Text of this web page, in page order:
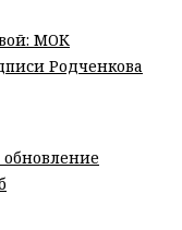
МОК
Родченкова